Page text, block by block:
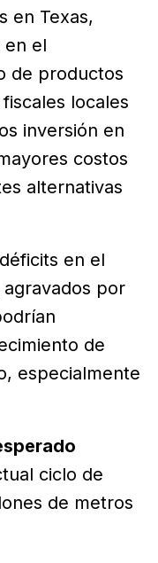
en Texas,
en el
de productos
locales
inversión en
costos
alternativas
en el
por
de
especialmente
ciclo de
de metros